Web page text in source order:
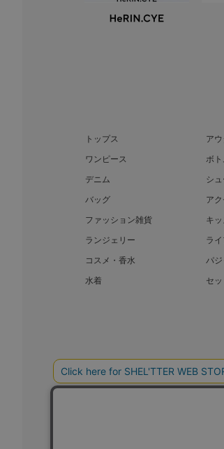
トップス
ア
ワンピース
ボト
デニム
シ
バッグ
ア
ファッション雑貨
キ
ランジェリー
ラ
コスメ・香水
パ
水着
セ
BAROQUE JAPAN LIMITED
COPYRIGHT © BAROQUE JAPAN